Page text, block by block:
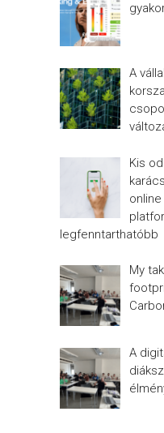
A
Kis
legfenntarthatóbb
My
A